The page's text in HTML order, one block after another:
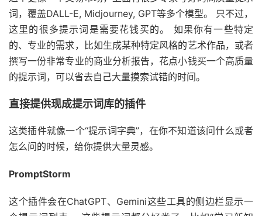
词，覆盖DALL-E, Midjourney, GPT等多个模型。 只不过，
这里的很多提示词是需要花钱买的。 如果你有一些特定
的、专业的需求，比如生成某种特定风格的艺术作品，或者
撰写一份非常专业的商业分析报告，花点小钱买一个高质量
的提示词，可以省去自己大量摸索试错的时间。
直接提供现成提示词库的插件
这类插件就像一个“提示词字典”，在你不知道该问什么或者
怎么问的时候，给你提供大量灵感。
PromptStorm
这个插件会在ChatGPT、Gemini这些工具的侧边栏显示一